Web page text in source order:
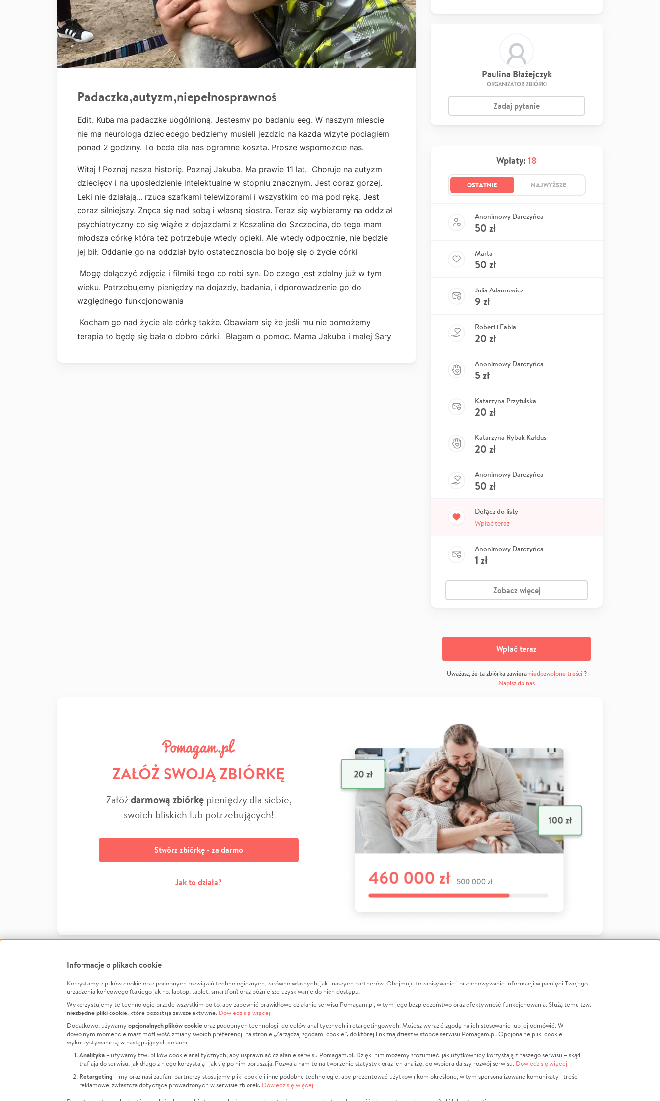
Padaczka,autyzm,niepełnosprawnoś
Edit. Kuba ma padaczke uogólnioną. Jestesmy po badaniu eeg. W naszym miescie
nie ma neurologa dzieciecego bedziemy musieli jezdzic na kazda wizyte pociagiem
ponad 2 godziny. To beda dla nas ogromne koszta. Prosze wspomozcie nas.
Witaj ! Poznaj nasza historię. Poznaj Jakuba. Ma prawie 11 lat. Choruje na autyzm
dziecięcy i na uposledzienie intelektualne w stopniu znacznym. Jest coraz gorzej.
Leki nie działają... rzuca szafkami telewizorami i wszystkim co ma pod ręką. Jest
coraz silniejszy. Znęca się nad sobą i własną siostra. Teraz się wybieramy na oddział
psychiatryczny co się wiąże z dojazdami z Koszalina do Szczecina, do tego mam
młodsza córkę która też potrzebuje wtedy opieki. Ale wtedy odpocznie, nie będzie
jej bił. Oddanie go na oddział było ostatecznoscia bo boję się o życie córki
Mogę dołączyć zdjęcia i filmiki tego co robi syn. Do czego jest zdolny już w tym
wieku. Potrzebujemy pieniędzy na dojazdy, badania, i dporowadzenie go do
względnego funkcjonowania
Kocham go nad życie ale córkę także. Obawiam się że jeśli mu nie pomożemy
terapia to będę się bała o dobro córki. Błagam o pomoc. Mama Jakuba i małej Sary
Paulina Błażejczyk
ORGANIZATOR ZBIÓRKI
Zadaj pytanie
Wpłaty: 18
OSTATNIE NAJWYŻSZE
Anonimowy Darczyńca
50 zł
Marta
50 zł
Julia Adamowicz
9 zł
Robert i Fabia
20 zł
Anonimowy Darczyńca
5zł
Katarzyna Przytulska
20 zł
Katarzyna Rybak Kałdus
20 zł
Anonimowy Darczyńca
50 zł
Dołącz do listy
Wpłać teraz
Anonimowy Darczyńca
1 zł
Zobacz więcej
Wpłać teraz
Uważasz, że ta zbiórka zawiera niedozwolone treści?
Napisz do nas
ZAŁÓŻ SWOJĄ ZBIÓRKĘ
Załóżdarmową zbiórkępieniędzy dla siebie,
swoich bliskich lub potrzebujących!
Stwórz zbiórkę - za darmo
Jak to działa?
FacebookTwitter Instagram
LinkedInTikTok Youtube
Informacje
Jak to działa?
Regulamin
Polityka Prywatności
Kontakt
Porównanie serwisów
Polityka plików cookie
Zarządzaj zgodami cookie
O nas
Opinie
Raporty
Za darmo
Dla NGO
Fundacja Pomagam.pl
Zbieraj na
Leczenie
Zwierzęta
Pożar
Sport
Pomoc Finansowa
Pogrzeb
LGBTQ+
Powódź
Wichura
Religia
Edukacja
Informacje o plikach cookie
Korzystamy z plików cookie oraz podobnych rozwiązań technologicznych, zarówno własnych, jak i naszych partnerów. Obejmuje to zapisywanie i przechowywanie informacji w pamięci Twojego
urządzenia końcowego (takiego jak np. laptop, tablet, smartfon) oraz późniejsze uzyskiwanie do nich dostępu.
Wykorzystujemy te technologie przede wszystkim po to, aby zapewnić prawidłowe działanie serwisu Pomagam.pl, w tym jego bezpieczeństwo oraz efektywność funkcjonowania. Służą temu tzw.
niezbędne pliki cookie, które pozostają zawsze aktywne. Dowiedz się więcej
Dodatkowo, używamy opcjonalnych plików cookieoraz podobnych technologii do celów analitycznych i retargetingowych. Możesz wyrazić zgodę na ich stosowanie lub jej odmówić. W
dowolnym momencie masz możliwość zmiany swoich preferencji na stronie „Zarządzaj zgodami cookie”, do której link znajdziesz w stopce serwisu Pomagam.pl. Opcjonalne pliki cookie
wykorzystywane są w następujących celach:
Analityka – używamy tzw. plików cookie analitycznych, aby usprawniać działanie serwisu Pomagam.pl. Dzięki nim możemy zrozumieć, jak użytkownicy korzystają z naszego serwisu – skąd
trafiają do serwisu, jak długo z niego korzystają i jak się po nim poruszają. Pozwala nam to na tworzenie statystyk oraz ich analizę, co wspiera dalszy rozwój serwisu. Dowiedz się więcej
Retargeting – my oraz nasi zaufani partnerzy stosujemy pliki cookie i inne podobne technologie, aby prezentować użytkownikom określone, w tym spersonalizowane komunikaty i treści
reklamowe, zwłaszcza dotyczące prowadzonych w serwisie zbiórek. Dowiedz się więcej